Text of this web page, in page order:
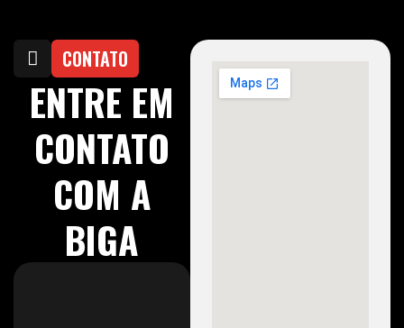
CONTATO
ENTRE EM
CONTATO
COM A
BIGA